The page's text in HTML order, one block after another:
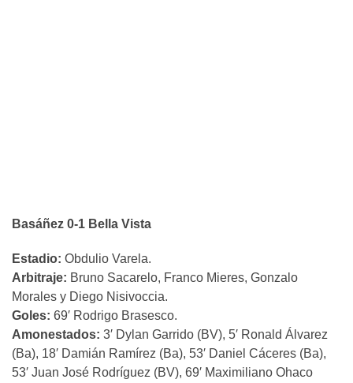
Basáñez 0-1 Bella Vista
Estadio: Obdulio Varela.
Arbitraje: Bruno Sacarelo, Franco Mieres, Gonzalo
Morales y Diego Nisivoccia.
Goles: 69′ Rodrigo Brasesco.
Amonestados: 3′ Dylan Garrido (BV), 5′ Ronald Álvarez
(Ba), 18′ Damián Ramírez (Ba), 53′ Daniel Cáceres (Ba),
53′ Juan José Rodríguez (BV), 69′ Maximiliano Ohaco